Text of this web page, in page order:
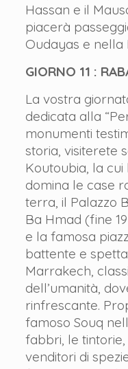
Hassan e il
piacerà
Oudayas e nella
GIORNO 11 :
La vostra
dedicata alla
monumenti
storia, visiterete
Koutoubia, la
domina le case
terra, il Palazzo
Ba Hmad (fine 19
e la famosa
battente e
Marrakech,
dell’umanità,
rinfrescante.
famoso Souq
fabbri, le
venditori di